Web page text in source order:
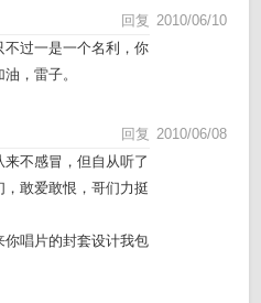
2010/06/10
回复
过一是一个名利，你
，雷子。
2010/06/08
回复
不感冒，但自从听了
敢爱敢恨，哥们力挺
唱片的封套设计我包